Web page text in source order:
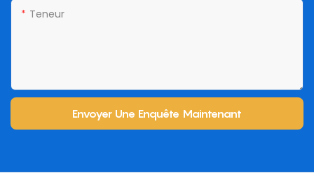
Teneur
Envoyer Une Enquête Maintenant